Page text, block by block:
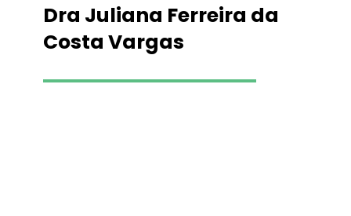
Dra Juliana Ferreira da
Costa Vargas